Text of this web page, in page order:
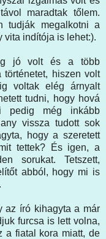
maradtak tőlem.
tudják megalkotni a
vita indítója is lehet:).
jó volt és a több
történetet, hiszen volt
voltak elég árnyalt
tudni, hogy hová
pedig még inkább
vissza tudott sok
hogy a szeretett
tettek? És igen, a
sorukat. Tetszett,
abból, hogy mi is
az író kihagyta a már
furcsa is lett volna,
a fiatal kora miatt, de